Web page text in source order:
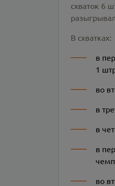
схваток 6
В схватках:
в
1
во
в
в
в
во